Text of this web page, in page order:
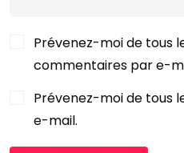
Prévenez-moi de tous
commentaires par e-
Prévenez-moi de tous
e-mail.